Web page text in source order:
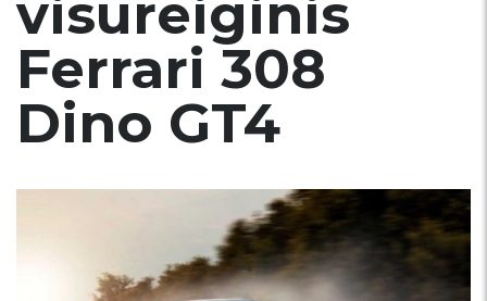
visureiginis
Ferrari 308
Dino GT4